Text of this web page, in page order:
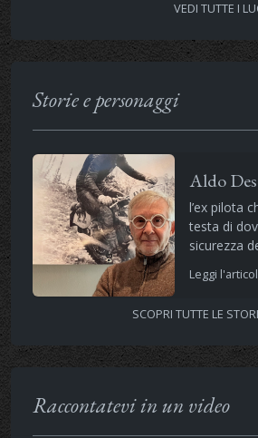
VEDI TUTTE I
Storie e personaggi
Aldo
l’ex pilota
testa di
sicurezza
Leggi
SCOPRI TUTTE LE
Raccontatevi in un video